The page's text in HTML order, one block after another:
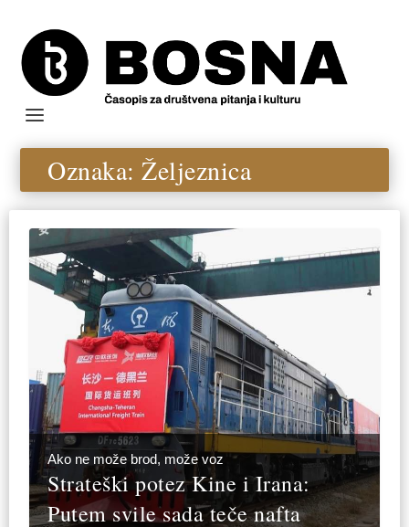
Oznaka:Željeznica
Ako ne može brod, može voz
Strateški potez Kine i Irana:
Putem svile sada teče nafta